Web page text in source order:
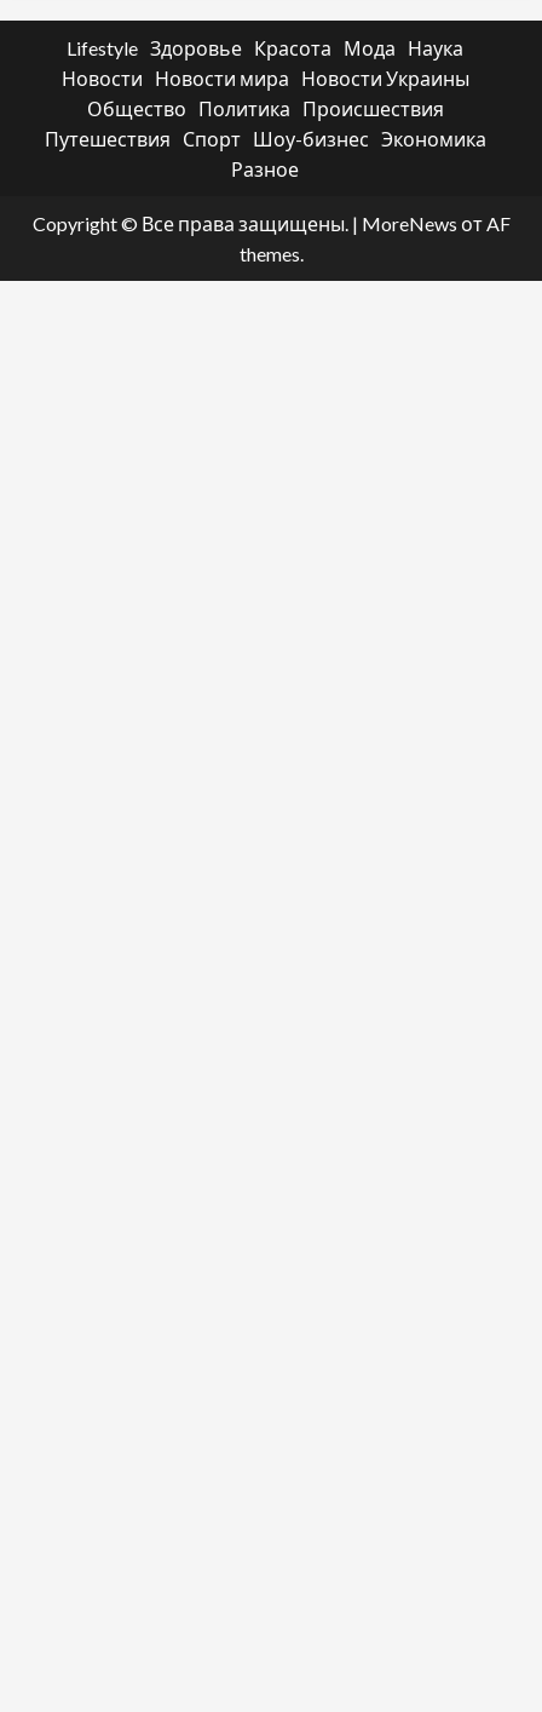
Lifestyle Здоровье Красота Мода
Наука
Новости
Новости мира
Новости Украины
Общество
Политика
Происшествия
Путешествия
Спорт Шоу-бизнес Экономика
Разное
Copyright © Все права защищены. | MoreNews от AF
themes.